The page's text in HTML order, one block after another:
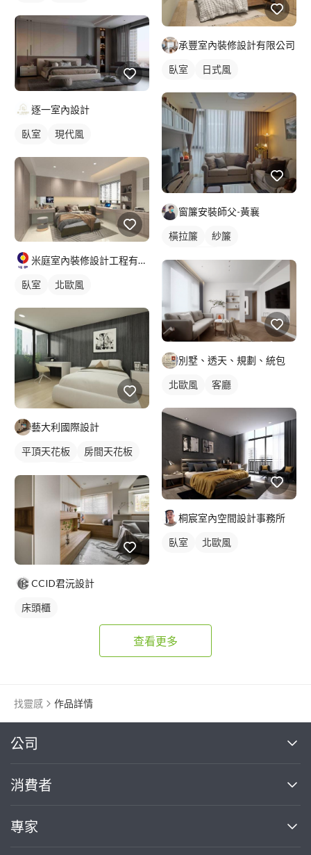
逐一室內設計
臥室 現代風
米庭室內裝修設計工程有限公司
臥室 北歐風
藝大利國際設計
平頂天花板
房間天花板
CCID君沅設計
床頭櫃
承豐室內裝修設計有限公司
臥室 日式風
窗簾安裝師父-黃襄
橫拉簾
紗簾
別墅、透天、規劃、統包
北歐風 客廳
桐宸室內空間設計事務所
臥室 北歐風
查看更多
找靈感 作品詳情
公司
關於我們
部落格
消費者
買服務
專家
繼續完成